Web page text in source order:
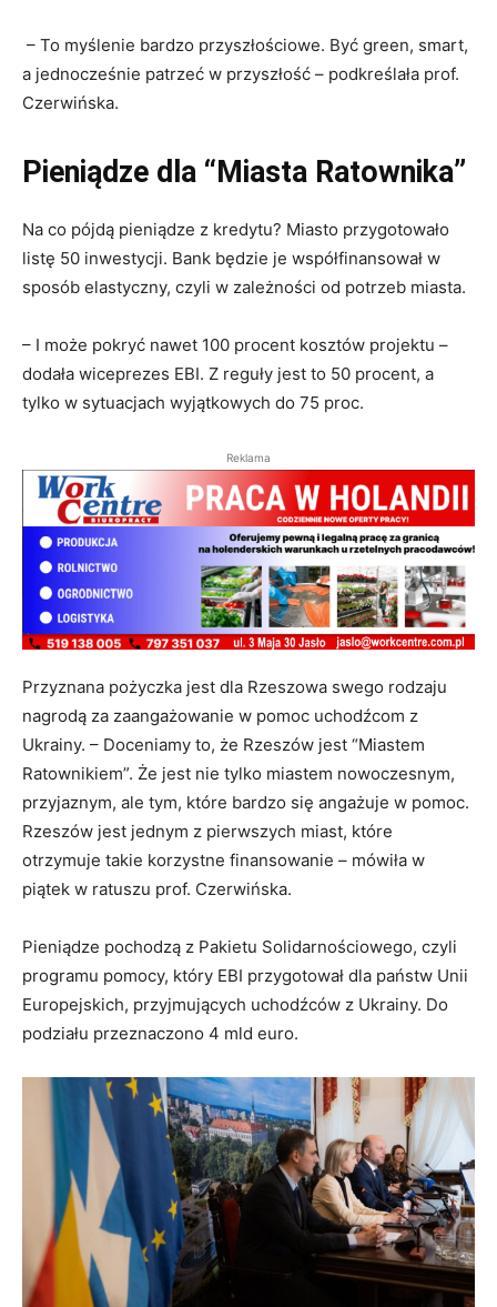
– To myślenie bardzo przyszłościowe. Być green, smart,
a jednocześnie patrzeć w przyszłość – podkreślała prof.
Czerwińska.
Pieniądze dla “Miasta Ratownika”
Na co pójdą pieniądze z kredytu? Miasto przygotowało
listę 50 inwestycji. Bank będzie je współfinansował w
sposób elastyczny, czyli w zależności od potrzeb miasta.
– I może pokryć nawet 100 procent kosztów projektu –
dodała wiceprezes EBI. Z reguły jest to 50 procent, a
tylko w sytuacjach wyjątkowych do 75 proc.
Reklama
Przyznana pożyczka jest dla Rzeszowa swego rodzaju
nagrodą za zaangażowanie w pomoc uchodźcom z
Ukrainy. – Doceniamy to, że Rzeszów jest “Miastem
Ratownikiem”. Że jest nie tylko miastem nowoczesnym,
przyjaznym, ale tym, które bardzo się angażuje w pomoc.
Rzeszów jest jednym z pierwszych miast, które
otrzymuje takie korzystne finansowanie – mówiła w
piątek w ratuszu prof. Czerwińska.
Pieniądze pochodzą z Pakietu Solidarnościowego, czyli
programu pomocy, który EBI przygotował dla państw Unii
Europejskich, przyjmujących uchodźców z Ukrainy. Do
podziału przeznaczono 4 mld euro.